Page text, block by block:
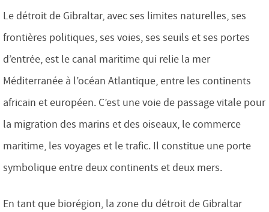
Le détroit de Gibraltar, avec ses limites naturelles, ses
frontières politiques, ses voies, ses seuils et ses portes
d’entrée, est le canal maritime qui relie la mer
Méditerranée à l’océan Atlantique, entre les continents
africain et européen. C’est une voie de passage vitale pour
la migration des marins et des oiseaux, le commerce
maritime, les voyages et le trafic. Il constitue une porte
symbolique entre deux continents et deux mers.
En tant que biorégion, la zone du détroit de Gibraltar